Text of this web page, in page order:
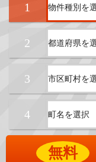
1
2
3
4
無料